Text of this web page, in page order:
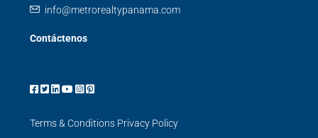
info@metrorealtypanama.com
Contáctenos
Terms & Conditions Privacy Policy